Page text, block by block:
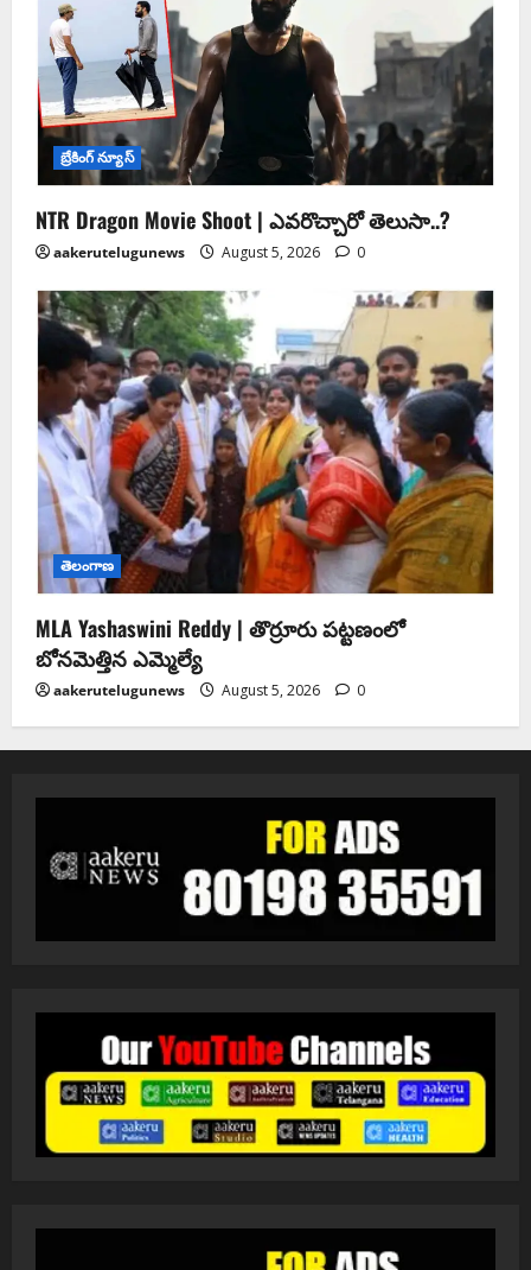
బ్రేకింగ్ న్యూస్
NTR Dragon Movie Shoot | ఎవరొచ్చారో తెలుసా..?
aakerutelugunews August 5, 2026 0
తెలంగాణ
MLA Yashaswini Reddy | తొర్రూరు పట్టణంలో
బోనమెత్తిన ఎమ్మెల్యే
aakerutelugunews August 5, 2026 0